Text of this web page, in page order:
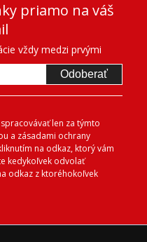
priamo na váš
vždy medzi prvými
Odoberať
len za týmto
a zásadami ochrany
na odkaz, ktorý vám
kedykoľvek odvolať
odkaz z ktoréhokoľvek